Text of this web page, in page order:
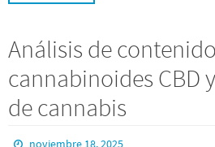
Análisis de
cannabinoides CBD
de cannabis
noviembre 18, 2025